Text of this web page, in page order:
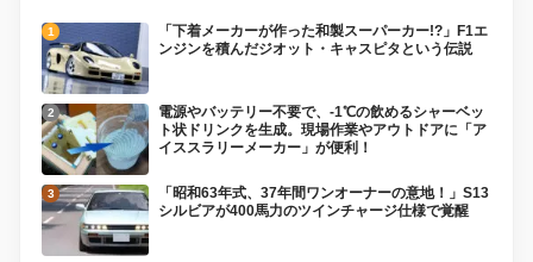
「下着メーカーが作った和製スーパーカー!?」F1エ
ンジンを積んだジオット・キャスピタという伝説
電源やバッテリー不要で、-1℃の飲めるシャーベッ
ト状ドリンクを生成。現場作業やアウトドアに「ア
イススラリーメーカー」が便利！
「昭和63年式、37年間ワンオーナーの意地！」S13
シルビアが400馬力のツインチャージ仕様で覚醒